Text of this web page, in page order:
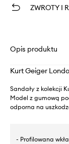
ZWROTY I
Opis produktu
Kurt Geiger
Sandały z kolekcji
Model z gumową
odporna na
- Profilowana